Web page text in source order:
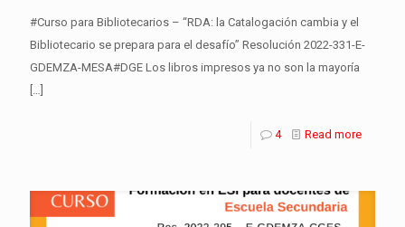
#Curso para Bibliotecarios – “RDA: la Catalogación cambia y el
Bibliotecario se prepara para el desafío” Resolución 2022-331-E-
GDEMZA-MESA#DGE Los libros impresos ya no son la mayoría
[…]
4 Read more